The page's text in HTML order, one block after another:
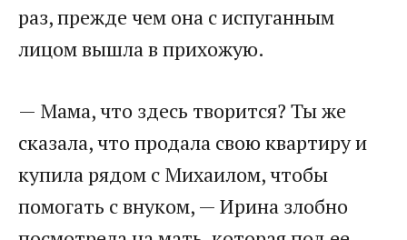
раз, прежде чем она с испуганным
лицом вышла в прихожую.
— Мама, что здесь творится? Ты же
сказала, что продала свою квартиру и
купила рядом с Михаилом, чтобы
помогать с внуком, — Ирина злобно